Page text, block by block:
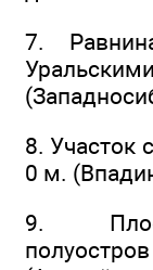
7.
8. Участок
0 м.
9.